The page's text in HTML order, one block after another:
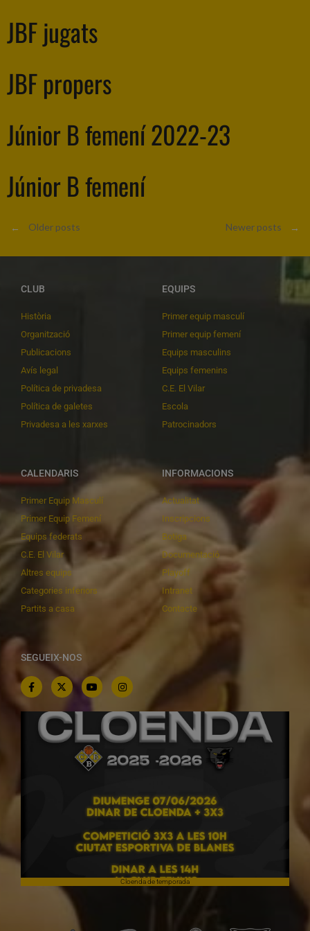
JBF jugats
JBF propers
Júnior B femení 2022-23
Júnior B femení
← Older posts Newer posts →
CLUB
Història
Organització
Publicacions
Avís legal
Política de privadesa
Política de galetes
Privadesa a les xarxes
EQUIPS
Primer equip masculí
Primer equip femení
Equips masculins
Equips femenins
C.E. El Vilar
Escola
Patrocinadors
CALENDARIS
Primer Equip Masculí
Primer Equip Femení
Equips federats
C.E. El Vilar
Altres equips
Categories inferiors
Partits a casa
INFORMACIONS
Actualitat
Inscripcions
Botiga
Documentació
Playoff
Intranet
Contacte
SEGUEIX-NOS
Cloenda de temporada